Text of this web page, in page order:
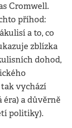
Cromwell.
příhod:
a to, co
zblízka
dohod,
vychází
a důvěrně
politiky).